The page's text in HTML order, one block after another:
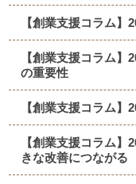
【創業支援コラム
【創業支援コラム
の重要性
【創業支援コラム
【創業支援コラム
きな改善につながる